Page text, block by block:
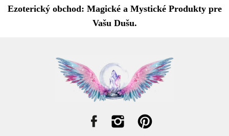
Ezoterický obchod: Magické a Mystické Produkty pre
Vašu Dušu.